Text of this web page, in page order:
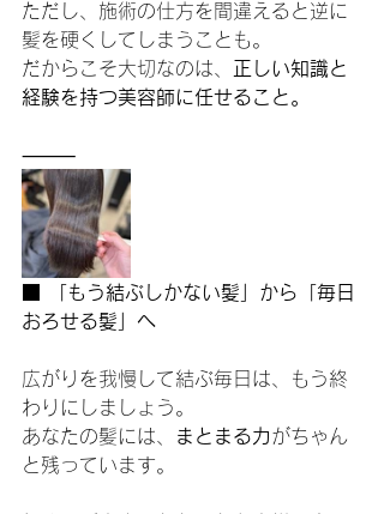
ただし、施術の仕方を間違えると逆に
髪を硬くしてしまうことも。
だからこそ大切なのは、
正しい知識と
経験を持つ美容師に任せること。
⸻
■ 「もう結ぶしかない髪」から「毎日
おろせる髪」へ
広がりを我慢して結ぶ毎日は、もう終
わりにしましょう。
あなたの髪には、
まとまる力がちゃん
と残っています。